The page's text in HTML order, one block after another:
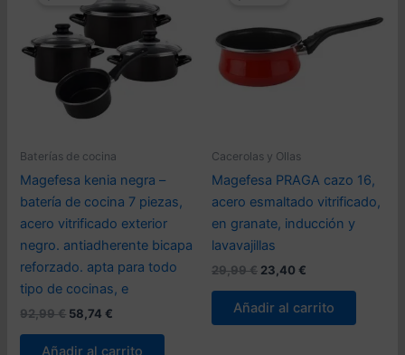
Baterías de cocina
Magefesa kenia negra –
batería de cocina 7 piezas,
acero vitrificado exterior
negro. antiadherente bicapa
reforzado. apta para todo
tipo de cocinas, e
92,99€ El
original
58,74 €
actual
Añadir al carrito
Cacerolas y Ollas
Magefesa PRAGA cazo 16,
acero esmaltado vitrificado,
en granate, inducción y
lavavajillas
29,99€ El
original
era:
23,40 €
actual
es:
Añadir al carrito